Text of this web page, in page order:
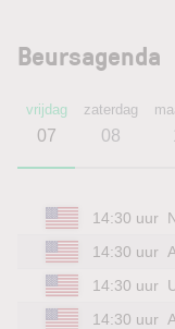
Beursagenda
vrijdag
07
zaterdag
08
14:30 uur
14:30 uur
14:30 uur
14:30 uur